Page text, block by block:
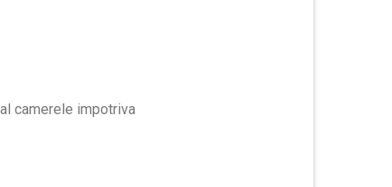
camerele impotriva